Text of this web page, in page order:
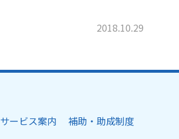
2018.10.29
サービス案内
補助・助成制度